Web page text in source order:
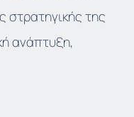
στρατηγικής της
ανάπτυξη,